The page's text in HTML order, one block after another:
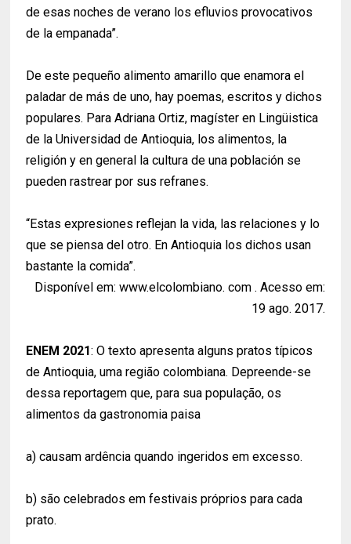
de esas noches de verano los efluvios provocativos
de la empanada”.
De este pequeño alimento amarillo que enamora el
paladar de más de uno, hay poemas, escritos y dichos
populares. Para Adriana Ortiz, magíster en Lingüistica
de la Universidad de Antioquia, los alimentos, la
religión y en general la cultura de una población se
pueden rastrear por sus refranes.
“Estas expresiones reflejan la vida, las relaciones y lo
que se piensa del otro. En Antioquia los dichos usan
bastante la comida”.
Disponível em: www.elcolombiano. com . Acesso em:
19 ago. 2017.
ENEM 2021: O texto apresenta alguns pratos típicos
de Antioquia, uma região colombiana. Depreende-se
dessa reportagem que, para sua população, os
alimentos da gastronomia paisa
a) causam ardência quando ingeridos em excesso.
b) são celebrados em festivais próprios para cada
prato.